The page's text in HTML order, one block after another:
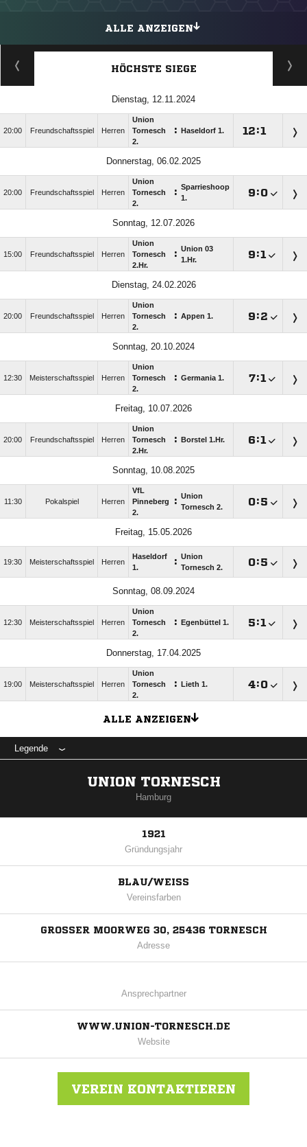
ALLE ANZEIGEN
HÖCHSTE SIEGE
Dienstag, 12.11.2024
20:00 Freundschaftsspiel Herren
Union
Tornesch
2.
: Haseldorf 1. :
Donnerstag, 06.02.2025
20:00 Freundschaftsspiel Herren
Union
Tornesch
2.
: Sparrieshoop
1.
:
Sonntag, 12.07.2026
15:00 Freundschaftsspiel Herren
Union
Tornesch
2.Hr.
: Union 03
1.Hr.
:
Dienstag, 24.02.2026
20:00 Freundschaftsspiel Herren
Union
Tornesch
2.
: Appen 1. :
Sonntag, 20.10.2024
12:30 Meisterschaftsspiel Herren
Union
Tornesch
2.
: Germania 1. :
Freitag, 10.07.2026
20:00 Freundschaftsspiel Herren
Union
Tornesch
2.Hr.
: Borstel 1.Hr. :
Sonntag, 10.08.2025
11:30 Pokalspiel Herren
VfL
Pinneberg
2.
: Union
Tornesch 2.
:
Freitag, 15.05.2026
19:30 Meisterschaftsspiel Herren
Haseldorf
1.
: Union
Tornesch 2.
:
Sonntag, 08.09.2024
12:30 Meisterschaftsspiel Herren
Union
Tornesch
2.
: Egenbüttel 1. :
Donnerstag, 17.04.2025
19:00 Meisterschaftsspiel Herren
Union
Tornesch
2.
: Lieth 1. :
ALLE ANZEIGEN
Legende
UNION TORNESCH
Hamburg
1921
Gründungsjahr
BLAU/WEISS
Vereinsfarben
GROSSER MOORWEG 30, 25436 TORNESCH
Adresse
Ansprechpartner
WWW.UNION-TORNESCH.DE
Website
VEREIN KONTAKTIEREN